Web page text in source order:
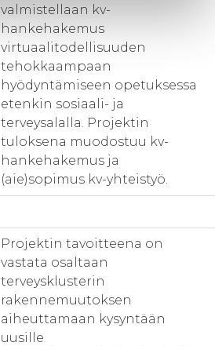
valmistellaan kv-
hankehakemus
virtuaalitodellisuuden
tehokkaampaan
hyödyntämiseen opetuksessa
etenkin sosiaali- ja
terveysalalla. Projektin
tuloksena muodostuu kv-
hankehakemus ja
(aie)sopimus kv-yhteistyö.
Projektin tavoitteena on
vastata osaltaan
terveysklusterin
rakennemuutoksen
aiheuttamaan kysyntään
uusille